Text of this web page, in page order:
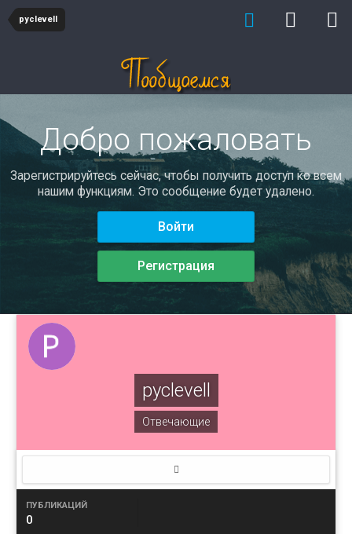
pyclevell
Добро пожаловать
Зарегистрируйтесь сейчас, чтобы получить доступ ко всем
нашим функциям. Это сообщение будет удалено.
Войти
Регистрация
pyclevell
Отвечающие
ПУБЛИКАЦИЙ
0